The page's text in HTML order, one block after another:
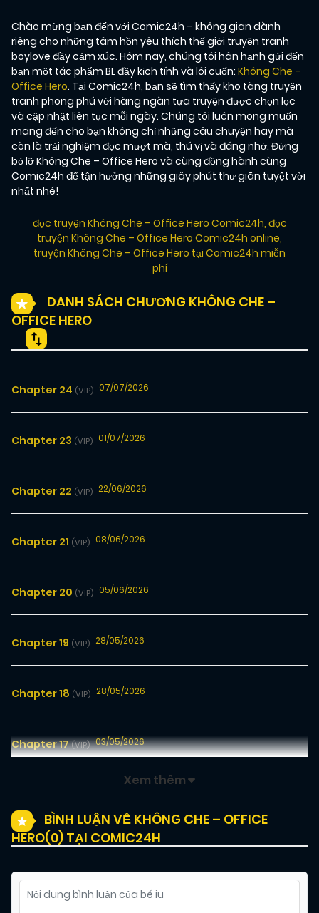
Chào mừng bạn đến với Comic24h – không gian dành
riêng cho những tâm hồn yêu thích thế giới truyện tranh
boylove đầy cảm xúc. Hôm nay, chúng tôi hân hạnh gửi đến
bạn một tác phẩm BL đầy kịch tính và lôi cuốn: Không Che –
Office Hero. Tại Comic24h, bạn sẽ tìm thấy kho tàng truyện
tranh phong phú với hàng ngàn tựa truyện được chọn lọc
và cập nhật liên tục mỗi ngày. Chúng tôi luôn mong muốn
mang đến cho bạn không chỉ những câu chuyện hay mà
còn là trải nghiệm đọc mượt mà, thú vị và đáng nhớ. Đừng
bỏ lỡ Không Che – Office Hero và cùng đồng hành cùng
Comic24h để tận hưởng những giây phút thư giãn tuyệt vời
nhất nhé!
đọc truyện Không Che – Office Hero Comic24h, đọc
truyện Không Che – Office Hero Comic24h online,
truyện Không Che – Office Hero tại Comic24h miễn
phí
DANH SÁCH CHƯƠNG KHÔNG CHE –
OFFICE HERO
Chapter 24 (VIP) 07/07/2026
Chapter 23 (VIP) 01/07/2026
Chapter 22 (VIP) 22/06/2026
Chapter 21 (VIP) 08/06/2026
Chapter 20 (VIP) 05/06/2026
Chapter 19 (VIP) 28/05/2026
Chapter 18 (VIP) 28/05/2026
Chapter 17(VIP) 03/05/2026
Chapter 15(VIP) 18/04/2026
Chapter 14 (VIP) 11/04/2026
Xem thêm
BÌNH LUẬN VỀ KHÔNG CHE – OFFICE
HERO(0) TẠI COMIC24H